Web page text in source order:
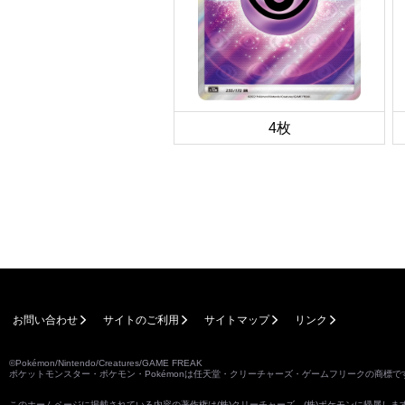
4枚
お問い合わせ サイトのご利用 サイトマップ リンク
©Pokémon/Nintendo/Creatures/GAME FREAK
ポケットモンスター・ポケモン・Pokémonは任天堂・クリーチャーズ・ゲームフリークの商標で